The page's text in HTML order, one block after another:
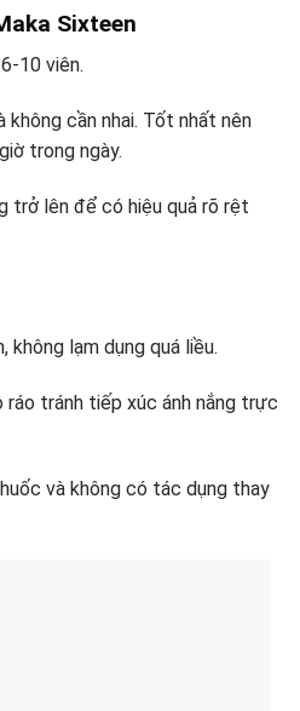
Sixteen
10 viên.
không cần nhai. Tốt nhất nên
trong ngày.
trở lên để có hiệu quả rõ rệt
không lạm dụng quá liều.
ráo tránh tiếp xúc ánh nắng trực
và không có tác dụng thay